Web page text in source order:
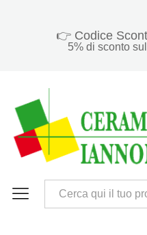
👉 Codice
5% di sconto